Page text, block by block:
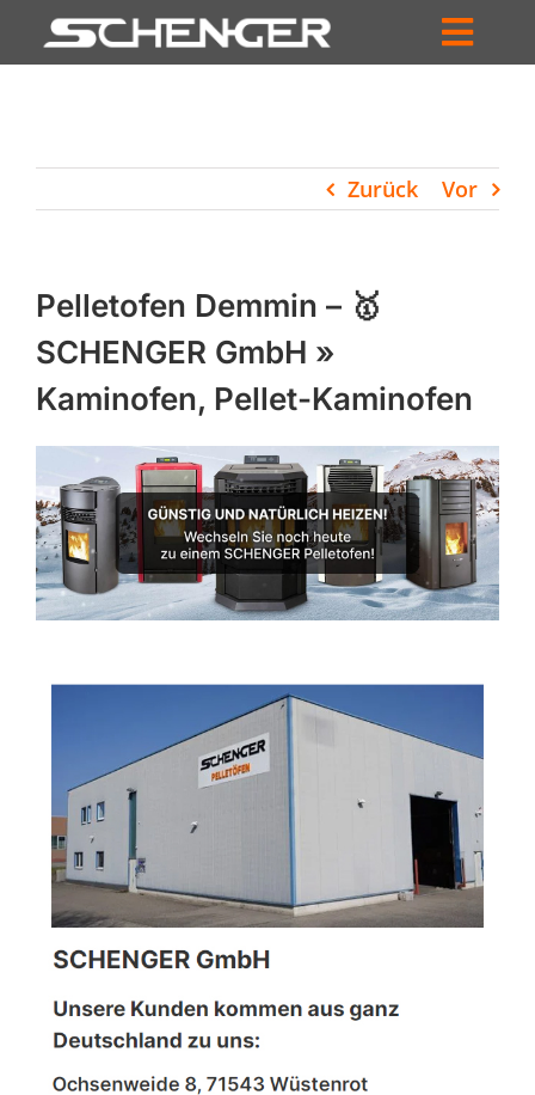
Inhalt
HÄNDLERSUCHE
UNTERNEHMEN
PROFIL
WARENKORB
PRODUCTS
SEARCH
Zurück Vor
Pelletofen Demmin – 🥇
SCHENGER GmbH »
Kaminofen, Pellet-Kaminofen